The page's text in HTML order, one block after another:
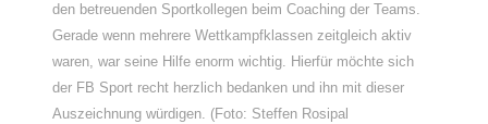
den betreuenden Sportkollegen beim Coaching der Teams.
Gerade wenn mehrere Wettkampfklassen zeitgleich aktiv
waren, war seine Hilfe enorm wichtig. Hierfür möchte sich
der FB Sport recht herzlich bedanken und ihn mit dieser
Auszeichnung würdigen. (Foto: Steffen Rosipal